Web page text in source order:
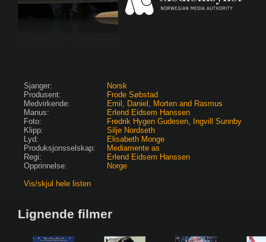
Sjanger:
Norsk
Produsent:
Frode Søbstad
Medvirkende:
Emil, Daniel, Morten and Rasmus
Manus:
Erlend Eidsem Hanssen
Foto:
Fredrik Hygen Gudesen, Ingvill Sunnby
Klipp:
Silje Nordseth
Lyd:
Elisabeth Monge
Produksjonsselskap:
Mediamente as
Regi:
Erlend Eidsem Hanssen
Opprinnelse:
Norge
Vis/skjul hele listen
Lignende filmer